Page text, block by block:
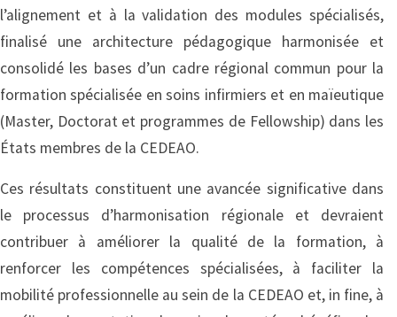
l’alignement et à la validation des modules spécialisés,
finalisé une architecture pédagogique harmonisée et
consolidé les bases d’un cadre régional commun pour la
formation spécialisée en soins infirmiers et en maïeutique
(Master, Doctorat et programmes de Fellowship) dans les
États membres de la CEDEAO.
Ces résultats constituent une avancée significative dans
le processus d’harmonisation régionale et devraient
contribuer à améliorer la qualité de la formation, à
renforcer les compétences spécialisées, à faciliter la
mobilité professionnelle au sein de la CEDEAO et, in fine, à